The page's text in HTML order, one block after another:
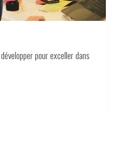
pour exceller dans